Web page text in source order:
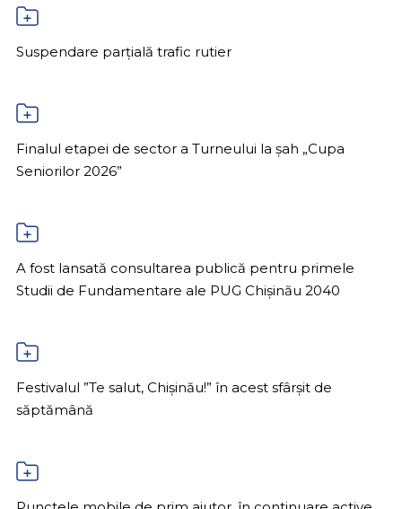
Suspendare parțială trafic rutier
Finalul etapei de sector a Turneului la șah „Cupa
Seniorilor 2026”
A fost lansată consultarea publică pentru primele
Studii de Fundamentare ale PUG Chișinău 2040
Festivalul ”Te salut, Chișinău!” în acest sfârșit de
săptămână